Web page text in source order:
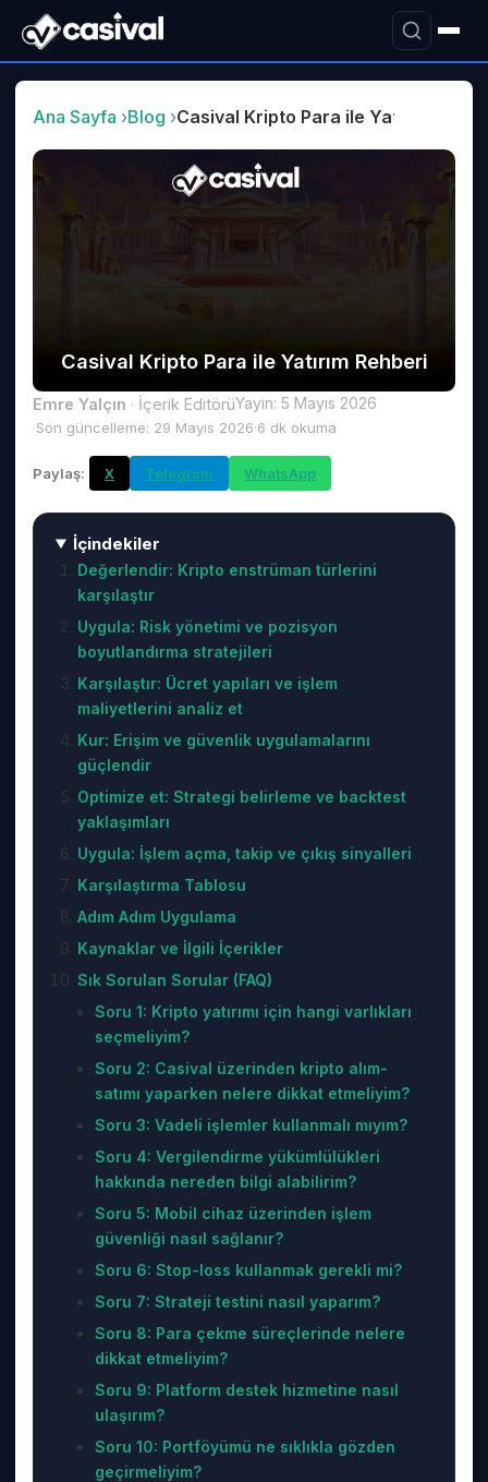
Ana Sayfa Blog Casival Kripto Para ile Yatırım
Casival Kripto Para ile Yatırım Rehberi
Casival Kripto Para ile
Emre Yalçın · İçerik EditörüYayın: 5 Mayıs 2026
Son güncelleme: 29 Mayıs 2026 6 dk okuma
Paylaş: X Telegram WhatsApp
İçindekiler
Değerlendir: Kripto enstrüman türlerini
karşılaştır
Uygula: Risk yönetimi ve pozisyon
boyutlandırma stratejileri
Karşılaştır: Ücret yapıları ve işlem
maliyetlerini analiz et
Kur: Erişim ve güvenlik uygulamalarını
güçlendir
Optimize et: Strategi belirleme ve backtest
yaklaşımları
Uygula: İşlem açma, takip ve çıkış sinyalleri
Karşılaştırma Tablosu
Adım Adım Uygulama
Kaynaklar ve İlgili İçerikler
Sık Sorulan Sorular (FAQ)
Soru 1: Kripto yatırımı için hangi varlıkları
seçmeliyim?
Soru 2: Casival üzerinden kripto alım-
satımı yaparken nelere dikkat etmeliyim?
Soru 3: Vadeli işlemler kullanmalı mıyım?
Soru 4: Vergilendirme yükümlülükleri
hakkında nereden bilgi alabilirim?
Soru 5: Mobil cihaz üzerinden işlem
güvenliği nasıl sağlanır?
Soru 6: Stop-loss kullanmak gerekli mi?
Soru 7: Strateji testini nasıl yaparım?
Soru 8: Para çekme süreçlerinde nelere
dikkat etmeliyim?
Soru 9: Platform destek hizmetine nasıl
ulaşırım?
Soru 10: Portföyümü ne sıklıkla gözden
geçirmeliyim?